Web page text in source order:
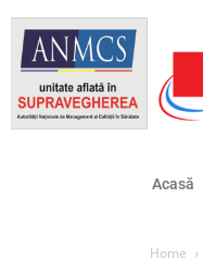
Acasă
Home